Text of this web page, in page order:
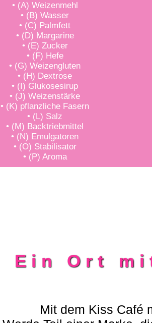
• (A) Weizenmehl
• (B) Wasser
• (C) Palmfett
• (D) Margarine
• (E) Zucker
• (F) Hefe
• (G) Weizengluten
• (H) Dextrose
• (I) Glukosesirup
• (J) Weizenstärke
• (K) pflanzliche Fasern
• (L) Salz
• (M) Backtriebmittel
• (N) Emulgatoren
• (O) Stabilisator
• (P) Aroma
Ein Ort
Mit dem Kiss Café